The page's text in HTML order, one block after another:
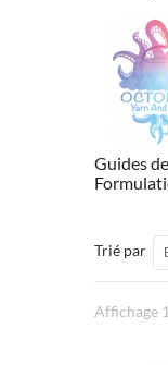
Guides de
Trié par
Affichage